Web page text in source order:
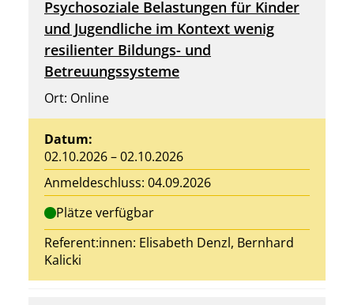
Psychosoziale Belastungen für Kinder
und Jugendliche im Kontext wenig
resilienter Bildungs- und
Betreuungssysteme
Ort: Online
Datum:
02.10.2026 – 02.10.2026
Anmeldeschluss: 04.09.2026
Plätze verfügbar
Referent:innen: Elisabeth Denzl, Bernhard
Kalicki